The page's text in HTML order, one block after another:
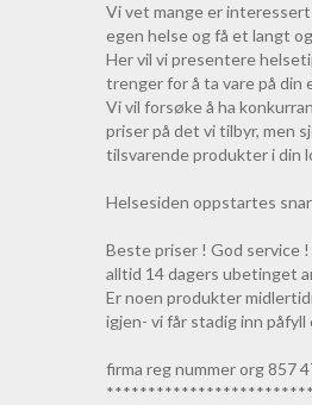
Vi vet mange er interessert
egen helse og få et langt
Her vil vi presentere
trenger for å ta vare på din
Vi vil forsøke å ha
priser på det vi tilbyr, men
tilsvarende produkter i din
Helsesiden oppstartes
Beste priser ! God service !
alltid 14 dagers ubetinget
Er noen produkter
igjen- vi får stadig inn påfyll
firma reg nummer org 857